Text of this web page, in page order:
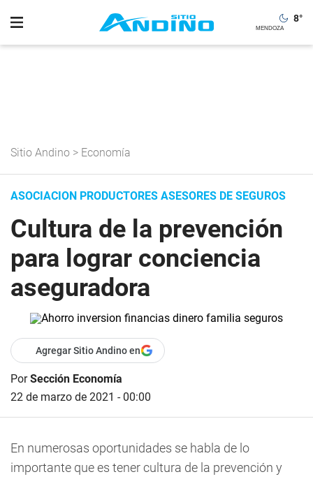
8°
Sitio Andino > Economía
ASOCIACION PRODUCTORES ASESORES DE SEGUROS
Cultura de la prevención
para lograr conciencia
aseguradora
Agregar Sitio Andino en
PorSección Economía
22 de marzo de 2021 - 00:00
En numerosas oportunidades se habla de lo
importante que es tener cultura de la prevención y